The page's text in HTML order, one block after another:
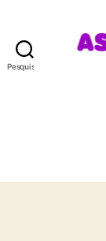
Pesquisar